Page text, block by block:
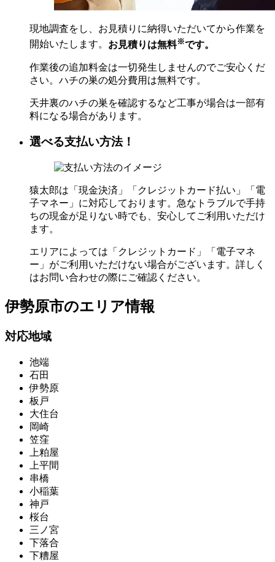
現地調査をし、お見積りに納得いただいてから作業を
開始いたします。 お見積りは無料※です。
作業後の追加料金は一切発生しませんのでご安心くだ
さい。ハチの巣の処分費用は無料です。
天井裏のハチの巣を確認するなど工事が場合は一部有
料になる場合があります。
選べる支払い方法！
猿太郎は「現金決済」「クレジットカード払い」「電
子マネー」に対応しております。急なトラブルで手持
ちの現金が足りない時でも、安心してご利用いただけ
ます。
エリアによっては「クレジットカード」「電子マネ
ー」がご利用いただけない場合がございます。詳しく
はお問い合わせの際にご確認ください。
伊勢原市のエリア情報
対応地域
池端
石田
伊勢原
板戸
大住台
岡崎
笠窪
上粕屋
上平間
串橋
小稲葉
神戸
桜台
三ノ宮
下落合
下糟屋